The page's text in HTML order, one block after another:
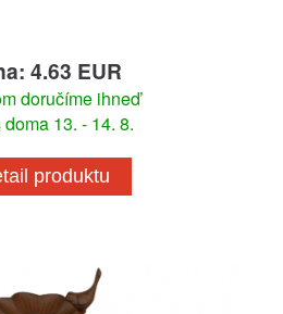
4.63 EUR
doručíme ihneď
doma 13. - 14. 8.
produktu